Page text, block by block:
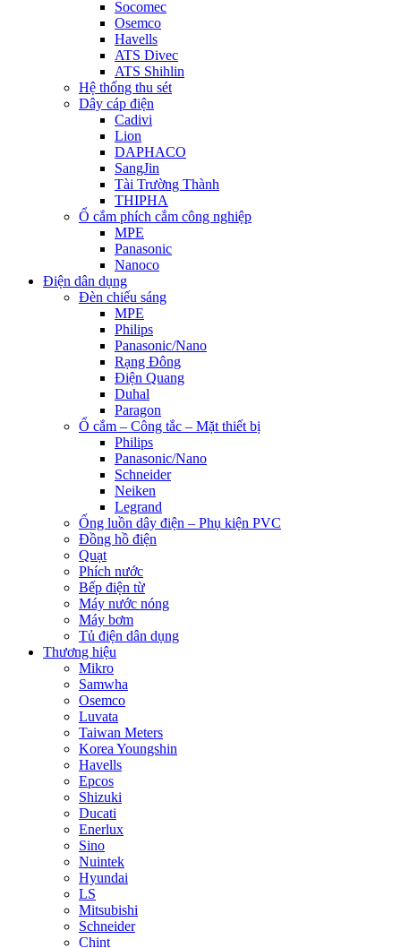
Socomec
Osemco
Havells
ATS Divec
ATS Shihlin
Hệ thống thu sét
Dây cáp điện
Cadivi
Lion
DAPHACO
SangJin
Tài Trường Thành
THIPHA
Ổ cắm phích cắm công nghiệp
MPE
Panasonic
Nanoco
Điện dân dụng
Đèn chiếu sáng
MPE
Philips
Panasonic/Nano
Rạng Đông
Điện Quang
Duhal
Paragon
Ổ cắm – Công tắc – Mặt thiết bị
Philips
Panasonic/Nano
Schneider
Neiken
Legrand
Ống luồn dây điện – Phụ kiện PVC
Đồng hồ điện
Quạt
Phích nước
Bếp điện từ
Máy nước nóng
Máy bơm
Tủ điện dân dụng
Thương hiệu
Mikro
Samwha
Osemco
Luvata
Taiwan Meters
Korea Youngshin
Havells
Epcos
Shizuki
Ducati
Enerlux
Sino
Nuintek
Hyundai
LS
Mitsubishi
Schneider
Chint